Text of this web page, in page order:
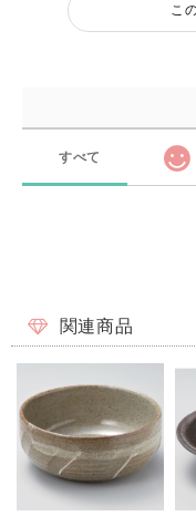
こ
すべて
関連商品